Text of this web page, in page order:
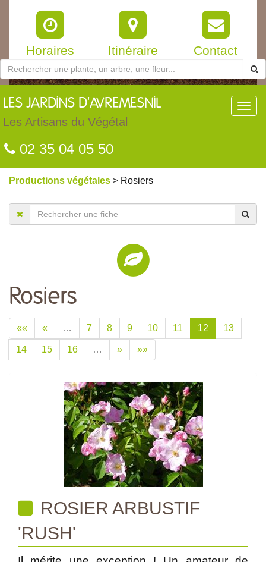
Horaires Itinéraire Contact
LES JARDINS D'AVREMESNIL
Les Artisans du Végétal
02 35 04 05 50
Productions végétales > Rosiers
Rosiers
«« « … 7 8 9 10 11 12 13
14 15 16 … » »»
ROSIER ARBUSTIF
'RUSH'